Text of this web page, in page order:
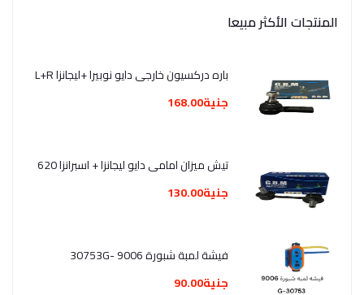
المنتجات الأكثر مبيعا
باره دركسيون خارجى دايو نوبيرا +ليجانزا L+R
جنية168.00
تيش ميزان امامى دايو ليجانزا + اسبرانزا 620
جنية130.00
فيشة لمبة شبورة 9006 -30753G
جنية90.00